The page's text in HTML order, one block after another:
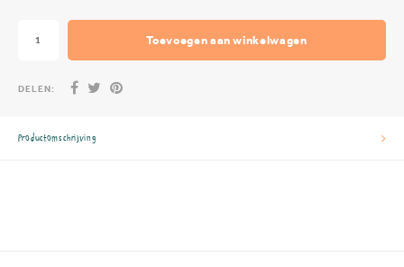
Toevoegen aan winkelwagen
DELEN:
Productomschrijving